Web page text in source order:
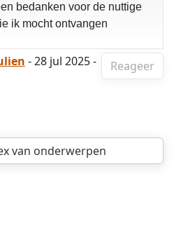
bedanken voor de nuttige
ik mocht ontvangen
Reageer
- 28 jul 2025 -
van onderwerpen